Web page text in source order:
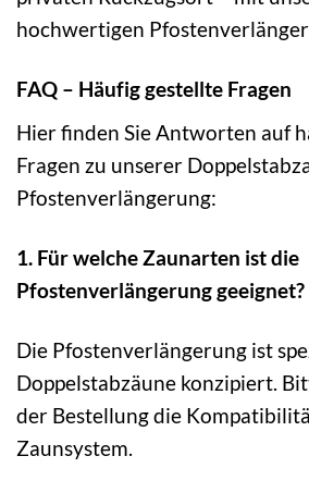
hochwertigen
FAQ – Häufig gestellte Fragen
Hier finden Sie Antworten auf
Fragen zu unserer
Pfostenverlängerung:
1. Für welche Zaunarten ist die
Pfostenverlängerung geeignet?
Die Pfostenverlängerung ist
Doppelstabzäune konzipiert.
der Bestellung die
Zaunsystem.